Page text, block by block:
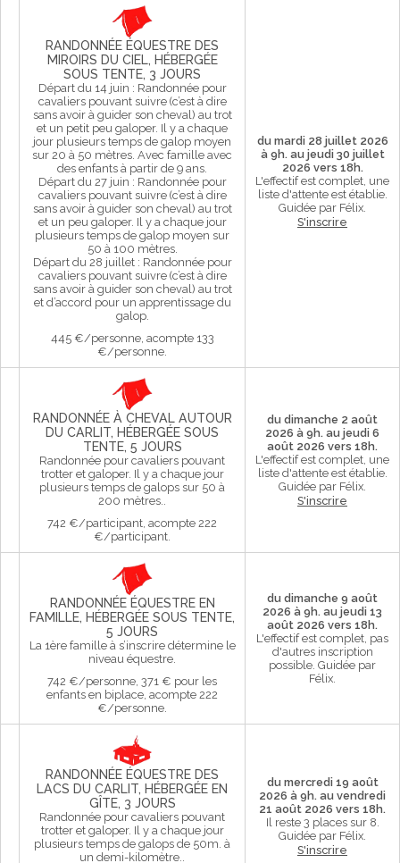
RANDONNÉE ÉQUESTRE DES
MIROIRS DU CIEL, HÉBERGÉE
SOUS TENTE, 3 JOURS
Départ du 14 juin : Randonnée pour
cavaliers pouvant suivre (c’est à dire
sans avoir à guider son cheval) au trot
et un petit peu galoper. Il y a chaque
jour plusieurs temps de galop moyen
sur 20 à 50 mètres. Avec famille avec
des enfants à partir de 9 ans.
Départ du 27 juin : Randonnée pour
cavaliers pouvant suivre (c’est à dire
sans avoir à guider son cheval) au trot
et un peu galoper. Il y a chaque jour
plusieurs temps de galop moyen sur
50 à 100 mètres.
Départ du 28 juillet : Randonnée pour
cavaliers pouvant suivre (c’est à dire
sans avoir à guider son cheval) au trot
et d’accord pour un apprentissage du
galop.
445 €/personne, acompte 133
€/personne.
du mardi 28 juillet 2026
à 9h. au jeudi 30 juillet
2026 vers 18h.
L'effectif est complet, une
liste d'attente est établie.
Guidée par Félix.
S'inscrire
RANDONNÉE À CHEVAL AUTOUR
DU CARLIT, HÉBERGÉE SOUS
TENTE, 5 JOURS
Randonnée pour cavaliers pouvant
trotter et galoper. Il y a chaque jour
plusieurs temps de galops sur 50 à
200 mètres..
742 €/participant, acompte 222
€/participant.
du dimanche 2 août
2026 à 9h. au jeudi 6
août 2026 vers 18h.
L'effectif est complet, une
liste d'attente est établie.
Guidée par Félix.
S'inscrire
RANDONNÉE ÉQUESTRE EN
FAMILLE, HÉBERGÉE SOUS TENTE,
5 JOURS
La 1ère famille à s’inscrire détermine le
niveau équestre.
742 €/personne, 371 € pour les
enfants en biplace, acompte 222
€/personne.
du dimanche 9 août
2026 à 9h. au jeudi 13
août 2026 vers 18h.
L'effectif est complet, pas
d'autres inscription
possible. Guidée par
Félix.
RANDONNÉE ÉQUESTRE DES
LACS DU CARLIT, HÉBERGÉE EN
GÎTE, 3 JOURS
Randonnée pour cavaliers pouvant
trotter et galoper. Il y a chaque jour
plusieurs temps de galops de 50m. à
un demi-kilomètre..
du mercredi 19 août
2026 à 9h. au vendredi
21 août 2026 vers 18h.
Il reste 3 places sur 8.
Guidée par Félix.
S'inscrire